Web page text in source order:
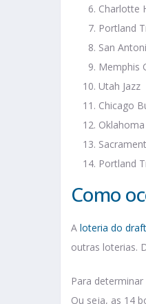
Charlotte
Portland
San
Memphis
Utah Jazz
Chicago
Portland
Como
A loteria do
outras loterias.
Para
Ou seja, as 14